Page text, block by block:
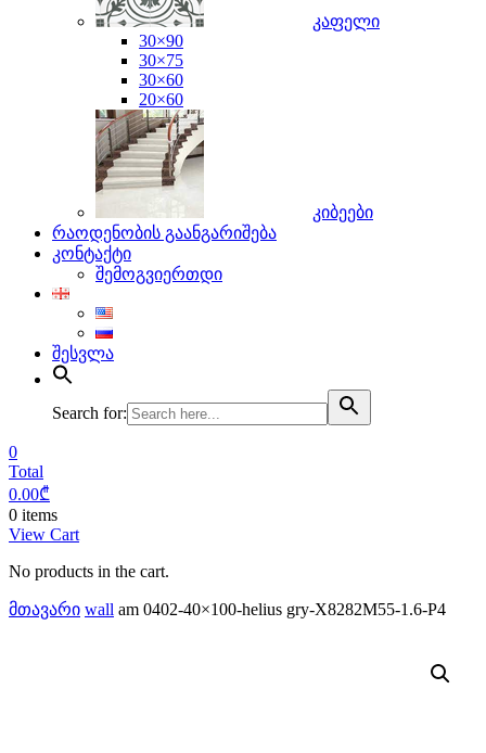
კაფელი
30×90
30×75
30×60
20×60
კიბეები
რაოდენობის გაანგარიშება
კონტაქტი
შემოგვიერთდი
შესვლა
Search for:
0
Total
0.00₾
0 items
View Cart
No products in the cart.
მთავარი wall am 0402-40×100-helius gry-X8282M55-1.6-P4